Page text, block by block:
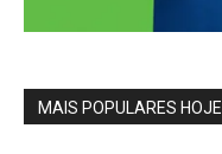
MAIS POPULARES HOJE